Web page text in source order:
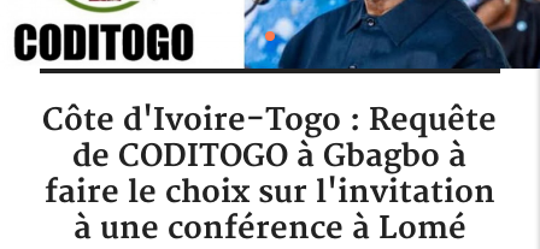
Côte d'Ivoire-Togo : Requête
de CODITOGO à Gbagbo à
faire le choix sur l'invitation
à une conférence à Lomé